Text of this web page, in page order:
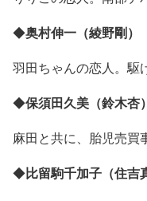
◆奥村伸一（綾野剛）
羽田ちゃんの恋人。駆
◆保須田久美（鈴木杏）
麻田と共に、胎児売買
◆比留駒千加子（住吉